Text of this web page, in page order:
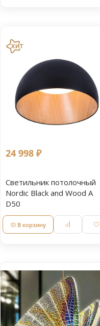
24 998 ₽
Светильник потолочный
Nordic Black and Wood A
D50
В корзину